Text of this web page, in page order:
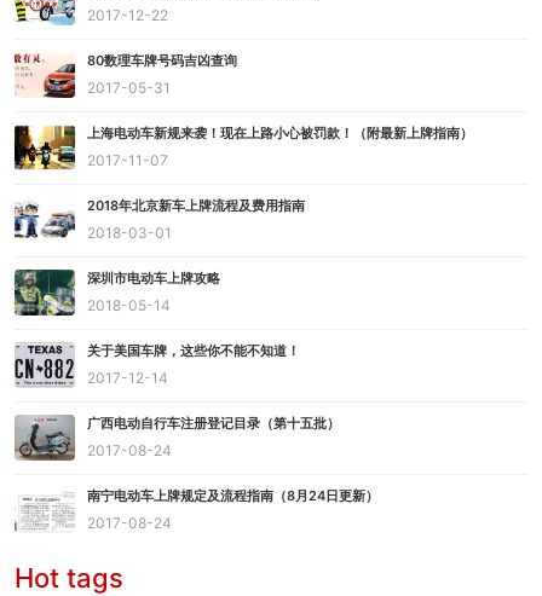
2017-12-22
80数理车牌号码吉凶查询
2017-05-31
上海电动车新规来袭！现在上路小心被罚款！（附最新上牌指南）
2017-11-07
2018年北京新车上牌流程及费用指南
2018-03-01
深圳市电动车上牌攻略
2018-05-14
关于美国车牌，这些你不能不知道！
2017-12-14
广西电动自行车注册登记目录（第十五批）
2017-08-24
南宁电动车上牌规定及流程指南（8月24日更新）
2017-08-24
Hot tags